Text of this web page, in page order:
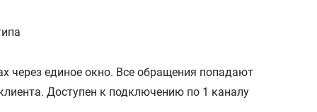
через единое окно. Все обращения попадают
Доступен к подключению по 1 каналу